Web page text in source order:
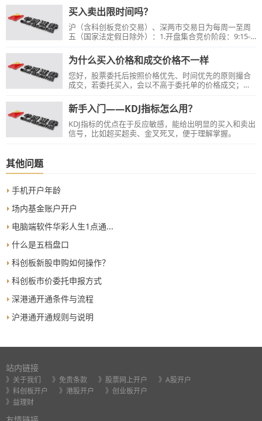
得超过100万股。【科创板股票】：单笔申报数量不小于
200股，超过按1股递增，卖出时余额不足200股的部
分，应当一次性申报卖出。限价申报单笔上限10万股，
市价申报单笔上限5万股，盘后固定价申报单笔上限100
万股。【创业板股票】：单笔申报数量必须为100股或其
整数倍，卖出时余额不足100股的部分，应当一次性申报
卖出，限价申报单笔上限30万股，市价申报单笔上限15
万股，盘后定价申报单笔上限100万股。（该规则至
2020年8月24日首只创业板注册制
买入卖出限时间吗？
沪（含科创板竞价交易）、深两市交易日为每周一至周
五（国家法定假日除外）：1.开盘集合竞价阶段：9:15-
盘集合竞价阶段：14:57-15：00。【温馨提示】：交易
日9:25-9:30,11:30-13:00，可以进行申报，申报暂存我公
司主机，交易时间上报至交易所主机。
为什么买入价格和成交价格不一样
您好，股票委托后按照价格优先、时间优先的原则撮合
成交，若委托买入，会以不高于委托单的价格成交；若
新手入门——KDJ指标怎么用？
KDJ指标的优点在于反应敏感，能给出明显的买入和卖出
信号，比如超买超卖、金叉死叉，便于理解掌握。
其他问题
手机开户年龄
场内基金账户开户
电脑端软件华彩人生1点通...
什么是五档盘口
科创板新股申购如何操作？
科创板市价委托申报方式
深港通开通条件与流程
沪港通开通规则与说明
站内链接
》关于我们 》免责条款 》股票网上开户
》A股开户
》科创板开户
》港股开户
》创业板开户
》益理财